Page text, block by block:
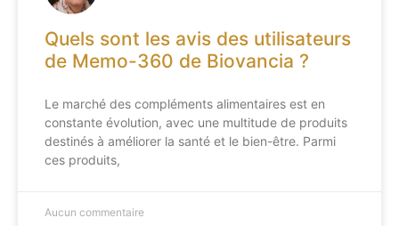
Quels sont les avis des utilisateurs
de Memo-360 de Biovancia ?
Le marché des compléments alimentaires est en
constante évolution, avec une multitude de produits
destinés à améliorer la santé et le bien-être. Parmi
ces produits,
Aucun commentaire